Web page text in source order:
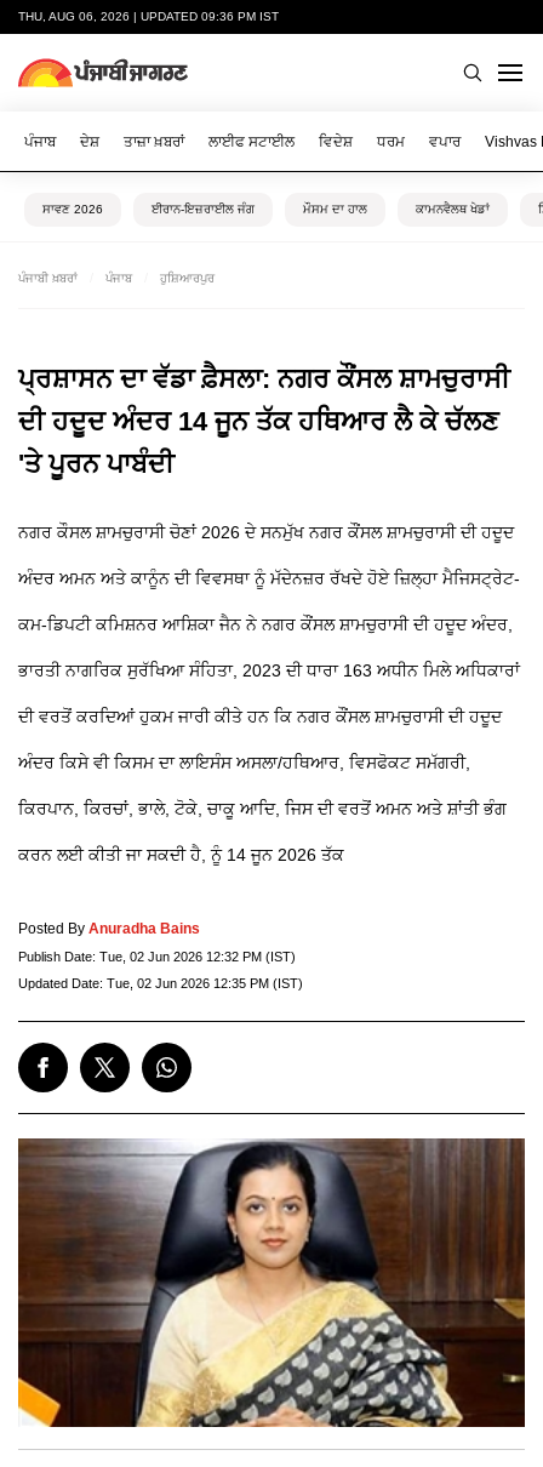
THU, AUG 06, 2026 | UPDATED 09:36 PM IST
ਪੰਜਾਬ ਦੇਸ਼ ਤਾਜ਼ਾ ਖ਼ਬਰਾਂ ਲਾਈਫ ਸਟਾਈਲ ਵਿਦੇਸ਼ ਧਰਮ ਵਪਾਰ Vishvas
ਸਾਵਣ 2026 ਈਰਾਨ-ਇਜ਼ਰਾਈਲ ਜੰਗ ਮੌਸਮ ਦਾ ਹਾਲ ਕਾਮਨਵੈਲਥ ਖੇਡਾਂ
ਪੰਜਾਬੀ ਖ਼ਬਰਾਂ ਪੰਜਾਬ ਹੁਸ਼ਿਆਰਪੁਰ
ਪ੍ਰਸ਼ਾਸਨ ਦਾ ਵੱਡਾ ਫ਼ੈਸਲਾ: ਨਗਰ ਕੌਂਸਲ ਸ਼ਾਮਚੁਰਾਸੀ
ਦੀ ਹਦੂਦ ਅੰਦਰ 14 ਜੂਨ ਤੱਕ ਹਥਿਆਰ ਲੈ ਕੇ ਚੱਲਣ
'ਤੇ ਪੂਰਨ ਪਾਬੰਦੀ
ਨਗਰ ਕੌਸਲ ਸ਼ਾਮਚੁਰਾਸੀ ਚੋਣਾਂ 2026 ਦੇ ਸਨਮੁੱਖ ਨਗਰ ਕੌਂਸਲ ਸ਼ਾਮਚੁਰਾਸੀ ਦੀ ਹਦੂਦ
ਅੰਦਰ ਅਮਨ ਅਤੇ ਕਾਨੂੰਨ ਦੀ ਵਿਵਸਥਾ ਨੂੰ ਮੱਦੇਨਜ਼ਰ ਰੱਖਦੇ ਹੋਏ ਜ਼ਿਲ੍ਹਾ ਮੈਜਿਸਟ੍ਰੇਟ-
ਕਮ-ਡਿਪਟੀ ਕਮਿਸ਼ਨਰ ਆਸ਼ਿਕਾ ਜੈਨ ਨੇ ਨਗਰ ਕੌਂਸਲ ਸ਼ਾਮਚੁਰਾਸੀ ਦੀ ਹਦੂਦ ਅੰਦਰ,
ਭਾਰਤੀ ਨਾਗਰਿਕ ਸੁਰੱਖਿਆ ਸੰਹਿਤਾ, 2023 ਦੀ ਧਾਰਾ 163 ਅਧੀਨ ਮਿਲੇ ਅਧਿਕਾਰਾਂ
ਦੀ ਵਰਤੋਂ ਕਰਦਿਆਂ ਹੁਕਮ ਜਾਰੀ ਕੀਤੇ ਹਨ ਕਿ ਨਗਰ ਕੌਂਸਲ ਸ਼ਾਮਚੁਰਾਸੀ ਦੀ ਹਦੂਦ
ਅੰਦਰ ਕਿਸੇ ਵੀ ਕਿਸਮ ਦਾ ਲਾਇਸੰਸ ਅਸਲਾ/ਹਥਿਆਰ, ਵਿਸਫੋਕਟ ਸਮੱਗਰੀ,
ਕਿਰਪਾਨ, ਕਿਰਚਾਂ, ਭਾਲੇ, ਟੋਕੇ, ਚਾਕੂ ਆਦਿ, ਜਿਸ ਦੀ ਵਰਤੋਂ ਅਮਨ ਅਤੇ ਸ਼ਾਂਤੀ ਭੰਗ
ਕਰਨ ਲਈ ਕੀਤੀ ਜਾ ਸਕਦੀ ਹੈ, ਨੂੰ 14 ਜੂਨ 2026 ਤੱਕ
Posted By Anuradha Bains
Publish Date: Tue, 02 Jun 2026 12:32 PM (IST)
Updated Date: Tue, 02 Jun 2026 12:35 PM (IST)